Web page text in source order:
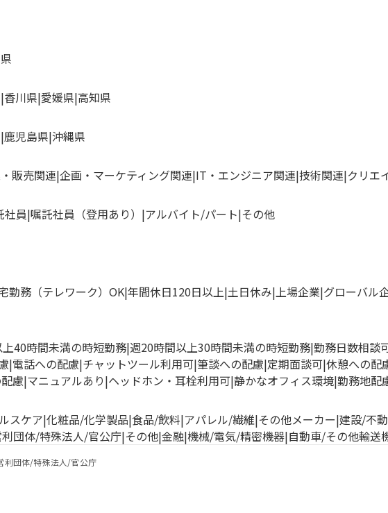
香川県 愛媛県 高知県
鹿児島県 沖縄県
販売関連 企画・マーケティング関連 IT・エンジニア関連 技術関連 クリエ
社員 嘱託社員（登用あり） アルバイト/パート その他
勤務（テレワーク）OK 年間休日120日以上 土日休み 上場企業 グローバル
40時間未満の時短勤務 週20時間以上30時間未満の時短勤務 勤務日数相談
電話への配慮 チャットツール利用可 筆談への配慮 定期面談可 休憩への配
慮 マニュアルあり ヘッドホン・耳栓利用可 静かなオフィス環境 勤務地配
スケア 化粧品/化学製品 食品/飲料 アパレル/繊維 その他メーカー 建設/不
団体/特殊法人/官公庁 その他 金融 機械/電気/精密機器 自動車/その他輸送
利団体/特殊法人/官公庁